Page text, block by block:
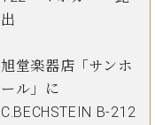
出
旭堂楽器店「サンホ
ール」に
C.BECHSTEIN B-212